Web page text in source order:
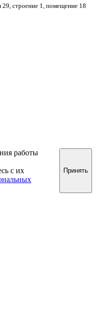
29, строение 1, помещение 18
работы
с их
Принять